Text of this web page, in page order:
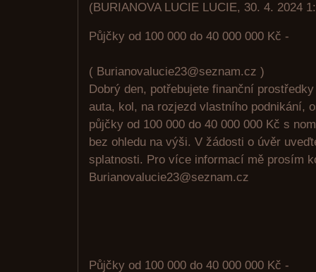
(BURIANOVA LUCIE LUCIE, 30. 4. 2024
Půjčky od 100 000 do 40 000 000 Kč -
( Burianovalucie23@seznam.cz )
Dobrý den, potřebujete finanční
auta, kol, na rozjezd vlastního podnikání,
půjčky od 100 000 do 40 000 000 Kč s
bez ohledu na výši. V žádosti o úvěr
splatnosti. Pro více informací mě prosím
Burianovalucie23@seznam.cz
Půjčky od 100 000 do 40 000 000 Kč -